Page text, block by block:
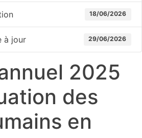
18/06/2026
à jour 29/06/2026
2025
des
en